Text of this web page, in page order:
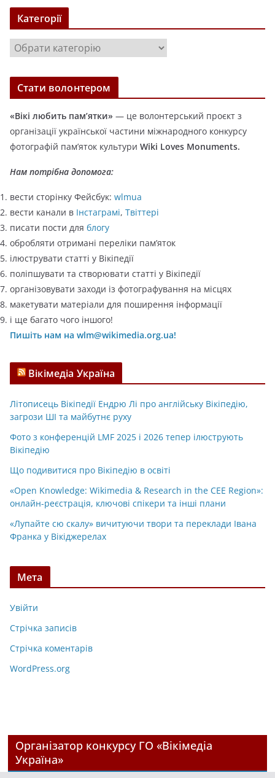
х
в
Категорії
а
т
о
р
і
ї
Стати волонтером
«Вікі любить пам’ятки» — це волонтерський проєкт з
організації української частини міжнародного конкурсу
фотографій пам’яток культури Wiki Loves Monuments.
Нам потрібна допомога:
вести сторінку Фейсбук: wlmua
вести канали в Інстаграмі, Твіттері
писати пости для блогу
обробляти отримані переліки пам’яток
ілюструвати статті у Вікіпедії
поліпшувати та створювати статті у Вікіпедії
організовувати заходи із фотографування на місцях
макетувати матеріали для поширення інформації
і ще багато чого іншого!
Пишіть нам на wlm@wikimedia.org.ua!
Вікімедіа Україна
Літописець Вікіпедії Ендрю Лі про англійську Вікіпедію,
загрози ШІ та майбутнє руху
Фото з конференцій LMF 2025 і 2026 тепер ілюструють
Вікіпедію
Що подивитися про Вікіпедію в освіті
«Open Knowledge: Wikimedia & Research in the CEE Region»:
онлайн-реєстрація, ключові спікери та інші плани
«Лупайте сю скалу» вичитуючи твори та переклади Івана
Франка у Вікіджерелах
Мета
Увійти
Стрічка записів
Стрічка коментарів
WordPress.org
Організатор конкурсу ГО «Вікімедіа
Україна»